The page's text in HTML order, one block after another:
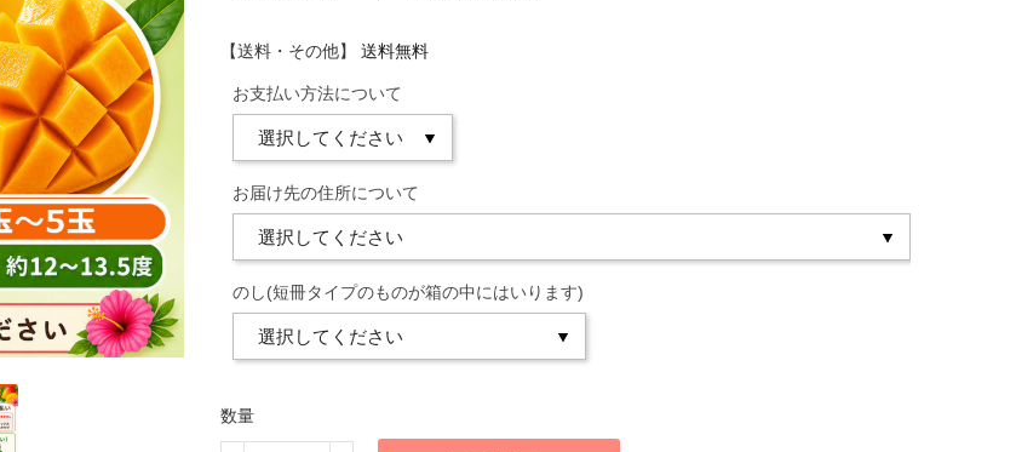
【送料・その他】 送料無料
お支払い方法について
お届け先の住所について
のし(短冊タイプのものが箱の中にはいります)
数量